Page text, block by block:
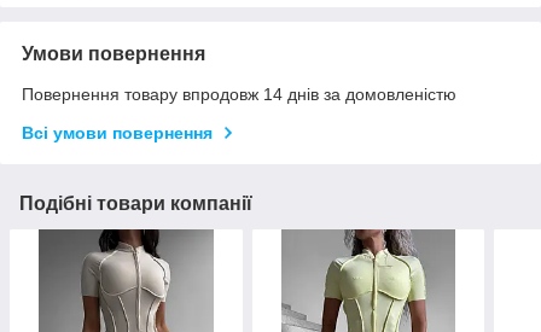
Умови повернення
Повернення товару впродовж 14 днів за домовленістю
Всі умови повернення
Подібні товари компанії